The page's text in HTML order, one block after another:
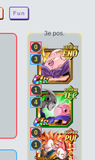
Fun
3e pos.
0
3
1
4
0
1